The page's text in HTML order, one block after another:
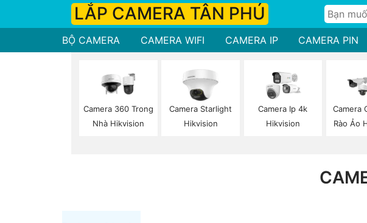
LẮP CAMERA TÂN PHÚ
BỘ CAMERA CAMERA WIFI CAMERA IP CAMERA PIN
Camera 360 Trong
Nhà Hikvision
Camera Starlight
Hikvision
Camera Ip 4k
Hikvision
Camera
Rào Ảo